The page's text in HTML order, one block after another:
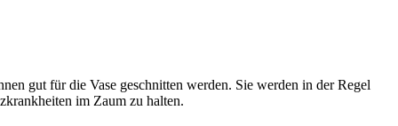
gut für die Vase geschnitten werden. Sie werden in der Regel
im Zaum zu halten.